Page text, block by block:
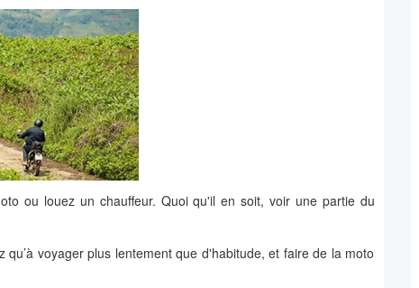
ou louez un chauffeur. Quoi qu'il en soit, voir une partie du
voyager plus lentement que d'habitude, et faire de la moto